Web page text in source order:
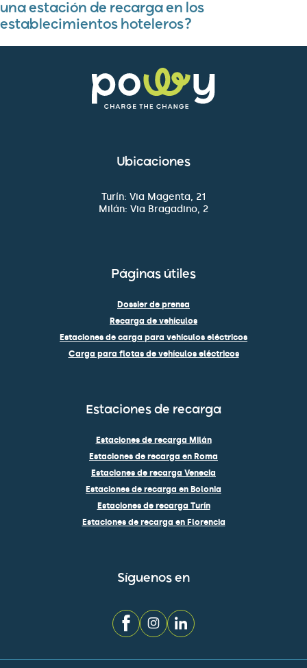
una estación de recarga en los
establecimientos hoteleros?
Ubicaciones
Turín: Via Magenta, 21
Milán: Via Bragadino, 2
Páginas útiles
Dossier de prensa
Recarga de vehículos
Estaciones de carga para vehículos eléctricos
Carga para flotas de vehículos eléctricos
Estaciones de recarga
Estaciones de recarga Milán
Estaciones de recarga en Roma
Estaciones de recarga Venecia
Estaciones de recarga en Bolonia
Estaciones de recarga Turín
Estaciones de recarga en Florencia
Síguenos en